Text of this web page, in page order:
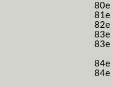
80e
81e
82e
83e
83e
84e
84e